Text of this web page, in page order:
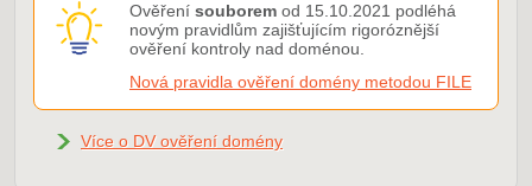
Ověření souborem od 15.10.2021 podléhá
novým pravidlům zajišťujícím rigoróznější
ověření kontroly nad doménou.
Nová pravidla ověření domény metodou FILE
Více o DV ověření domény